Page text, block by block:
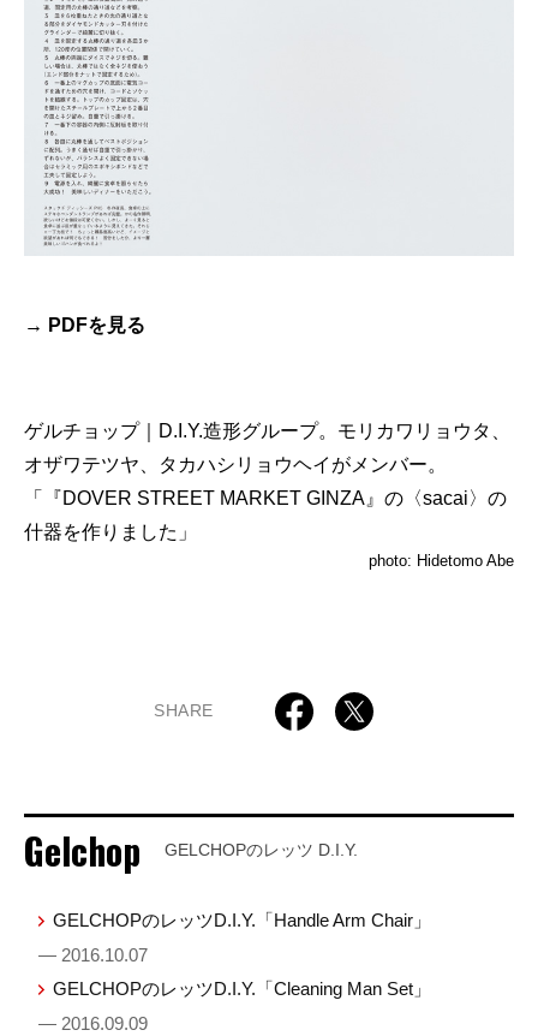
→ PDFを見る
ゲルチョップ｜D.I.Y.造形グループ。モリカワリョウタ、
オザワテツヤ、タカハシリョウヘイがメンバー。
「『DOVER STREET MARKET GINZA』の〈sacai〉の
什器を作りました」
photo: Hidetomo Abe
SHARE
Gelchop GELCHOPのレッツ D.I.Y.
GELCHOPのレッツD.I.Y.「Handle Arm Chair」
— 2016.10.07
GELCHOPのレッツD.I.Y.「Cleaning Man Set」
— 2016.09.09